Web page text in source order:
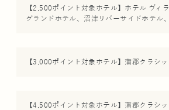
【2,500ポイント対象ホテル】ホテル ヴィ
グランドホテル、沼津リバーサイドホテル
【3,000ポイント対象ホテル】蒲郡クラシ
【4,500ポイント対象ホテル】蒲郡クラシ